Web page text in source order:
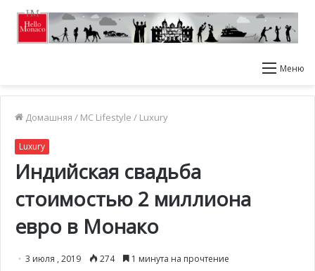
Меню
Домашняя / MC Lifestyle / Luxury
Luxury
Индийская свадьба
стоимостью 2 миллиона
евро в Монако
3 июля , 2019 274 1 минута на прочтение